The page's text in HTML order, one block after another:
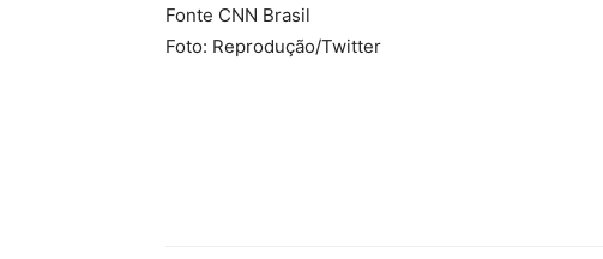
Fonte CNN Brasil
Foto: Reprodução/Twitter